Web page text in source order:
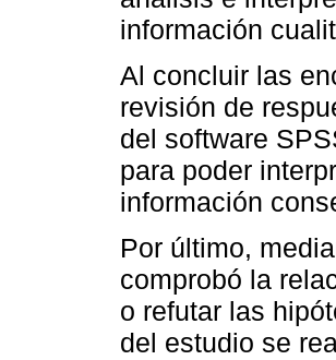
información
Al concluir las
revisión de
del software
para poder
información
Por último,
comprobó la
o refutar las
del estudio se